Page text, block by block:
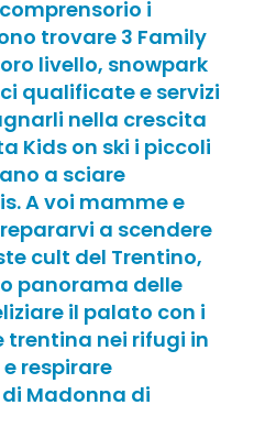
i
trovare 3 Family
livello, snowpark
qualificate e servizi
nella crescita
Kids on ski i piccoli
a sciare
A voi mamme e
a scendere
cult del Trentino,
panorama delle
il palato con i
nei rifugi in
respirare
Madonna di